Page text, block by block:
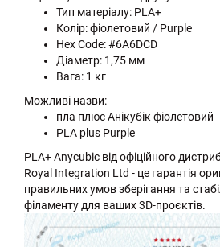
Тип матеріалу: PLA+
Колір: фіолетовий / Purple
Hex Code: #6A6DCD
Діаметр: 1,75 мм
Вага: 1 кг
Можливі назви:
пла плюс Анікубік фіолетовий
PLA plus Purple
PLA+ Anycubic від офіційного
Royal Integration Ltd - це гарантія
правильних умов зберігання та
філаменту для ваших 3D-проєктів.